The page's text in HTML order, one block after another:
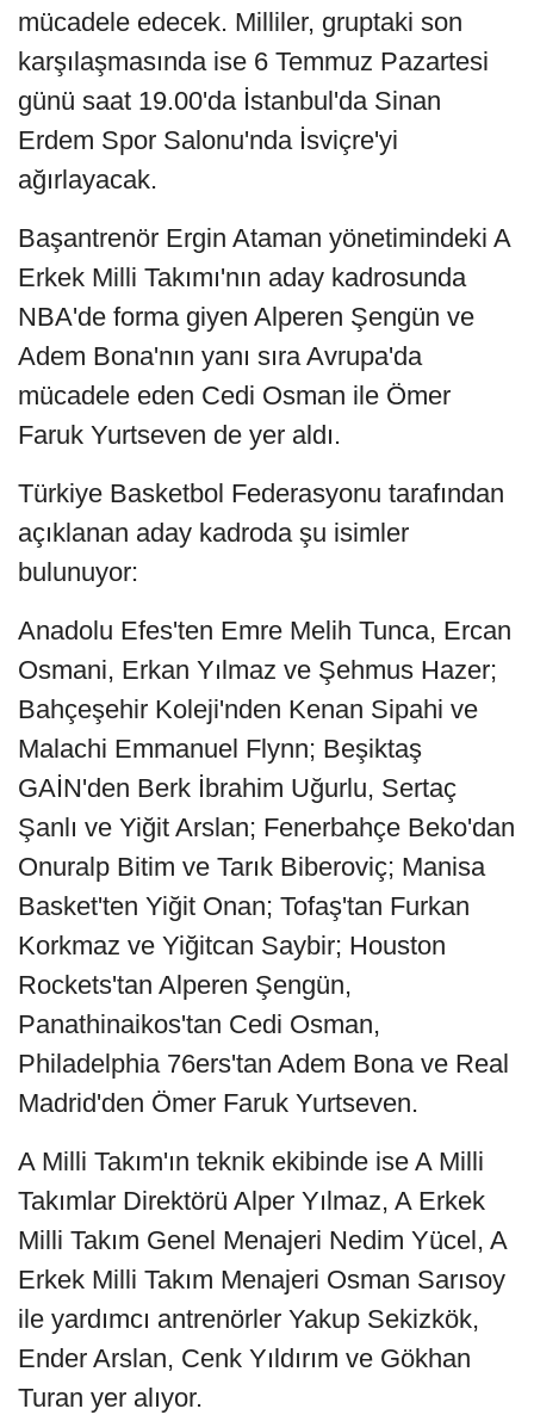
mücadele edecek. Milliler, gruptaki son
karşılaşmasında ise 6 Temmuz Pazartesi
günü saat 19.00'da İstanbul'da Sinan
Erdem Spor Salonu'nda İsviçre'yi
ağırlayacak.
Başantrenör Ergin Ataman yönetimindeki A
Erkek Milli Takımı'nın aday kadrosunda
NBA'de forma giyen Alperen Şengün ve
Adem Bona'nın yanı sıra Avrupa'da
mücadele eden Cedi Osman ile Ömer
Faruk Yurtseven de yer aldı.
Türkiye Basketbol Federasyonu tarafından
açıklanan aday kadroda şu isimler
bulunuyor:
Anadolu Efes'ten Emre Melih Tunca, Ercan
Osmani, Erkan Yılmaz ve Şehmus Hazer;
Bahçeşehir Koleji'nden Kenan Sipahi ve
Malachi Emmanuel Flynn; Beşiktaş
GAİN'den Berk İbrahim Uğurlu, Sertaç
Şanlı ve Yiğit Arslan; Fenerbahçe Beko'dan
Onuralp Bitim ve Tarık Biberoviç; Manisa
Basket'ten Yiğit Onan; Tofaş'tan Furkan
Korkmaz ve Yiğitcan Saybir; Houston
Rockets'tan Alperen Şengün,
Panathinaikos'tan Cedi Osman,
Philadelphia 76ers'tan Adem Bona ve Real
Madrid'den Ömer Faruk Yurtseven.
A Milli Takım'ın teknik ekibinde ise A Milli
Takımlar Direktörü Alper Yılmaz, A Erkek
Milli Takım Genel Menajeri Nedim Yücel, A
Erkek Milli Takım Menajeri Osman Sarısoy
ile yardımcı antrenörler Yakup Sekizkök,
Ender Arslan, Cenk Yıldırım ve Gökhan
Turan yer alıyor.